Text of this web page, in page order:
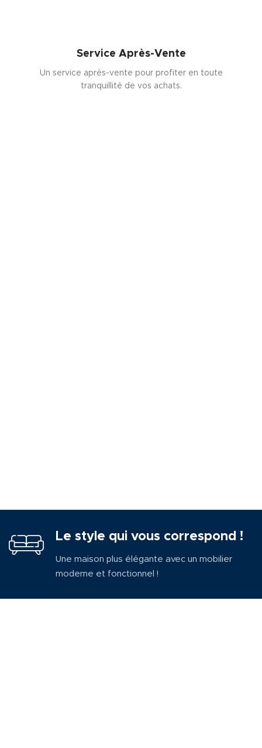
Service Après-Vente
Un service après-vente pour profiter en toute
tranquillité de vos achats.
Le style qui vous correspond !
Une maison plus élégante avec un mobilier
moderne et fonctionnel !